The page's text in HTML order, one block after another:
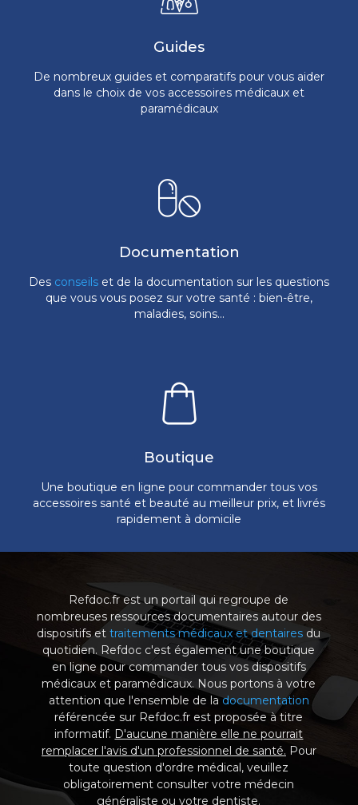
Guides
De nombreux guides et comparatifs pour vous aider
dans le choix de vos accessoires médicaux et
paramédicaux
Documentation
Des conseils et de la documentation sur les questions
que vous vous posez sur votre santé : bien-être,
maladies, soins...
Boutique
Une boutique en ligne pour commander tous vos
accessoires santé et beauté au meilleur prix, et livrés
rapidement à domicile
Refdoc.fr est un portail qui regroupe de
nombreuses ressources documentaires autour des
dispositifs ettraitements médicaux et dentaires du
quotidien. Refdoc c'est également une boutique
en ligne pour commander tous vos dispositifs
médicaux et paramédicaux. Nous portons à votre
attention que l'ensemble de ladocumentation
référencée sur Refdoc.fr est proposée à titre
informatif. D'aucune manière elle ne pourrait
remplacer l'avis d'un professionnel de santé. Pour
toute question d'ordre médical, veuillez
obligatoirement consulter votre médecin
généraliste ou votre dentiste.